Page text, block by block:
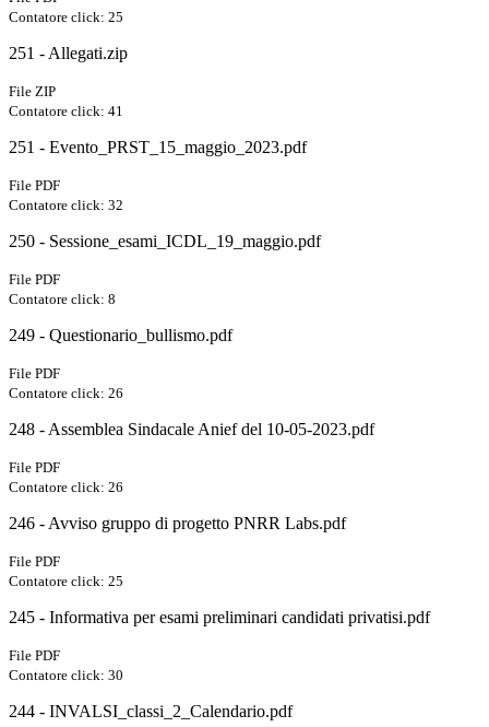
Contatore click: 25
251 - Allegati.zip
File ZIP
Contatore click: 41
251 - Evento_PRST_15_maggio_2023.pdf
File PDF
Contatore click: 32
250 - Sessione_esami_ICDL_19_maggio.pdf
File PDF
Contatore click: 8
249 - Questionario_bullismo.pdf
File PDF
Contatore click: 26
248 - Assemblea Sindacale Anief del 10-05-2023.pdf
File PDF
Contatore click: 26
246 - Avviso gruppo di progetto PNRR Labs.pdf
File PDF
Contatore click: 25
245 - Informativa per esami preliminari candidati privatisi.pdf
File PDF
Contatore click: 30
244 - INVALSI_classi_2_Calendario.pdf